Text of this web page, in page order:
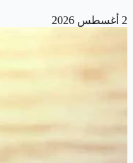
2 أغسطس 2026